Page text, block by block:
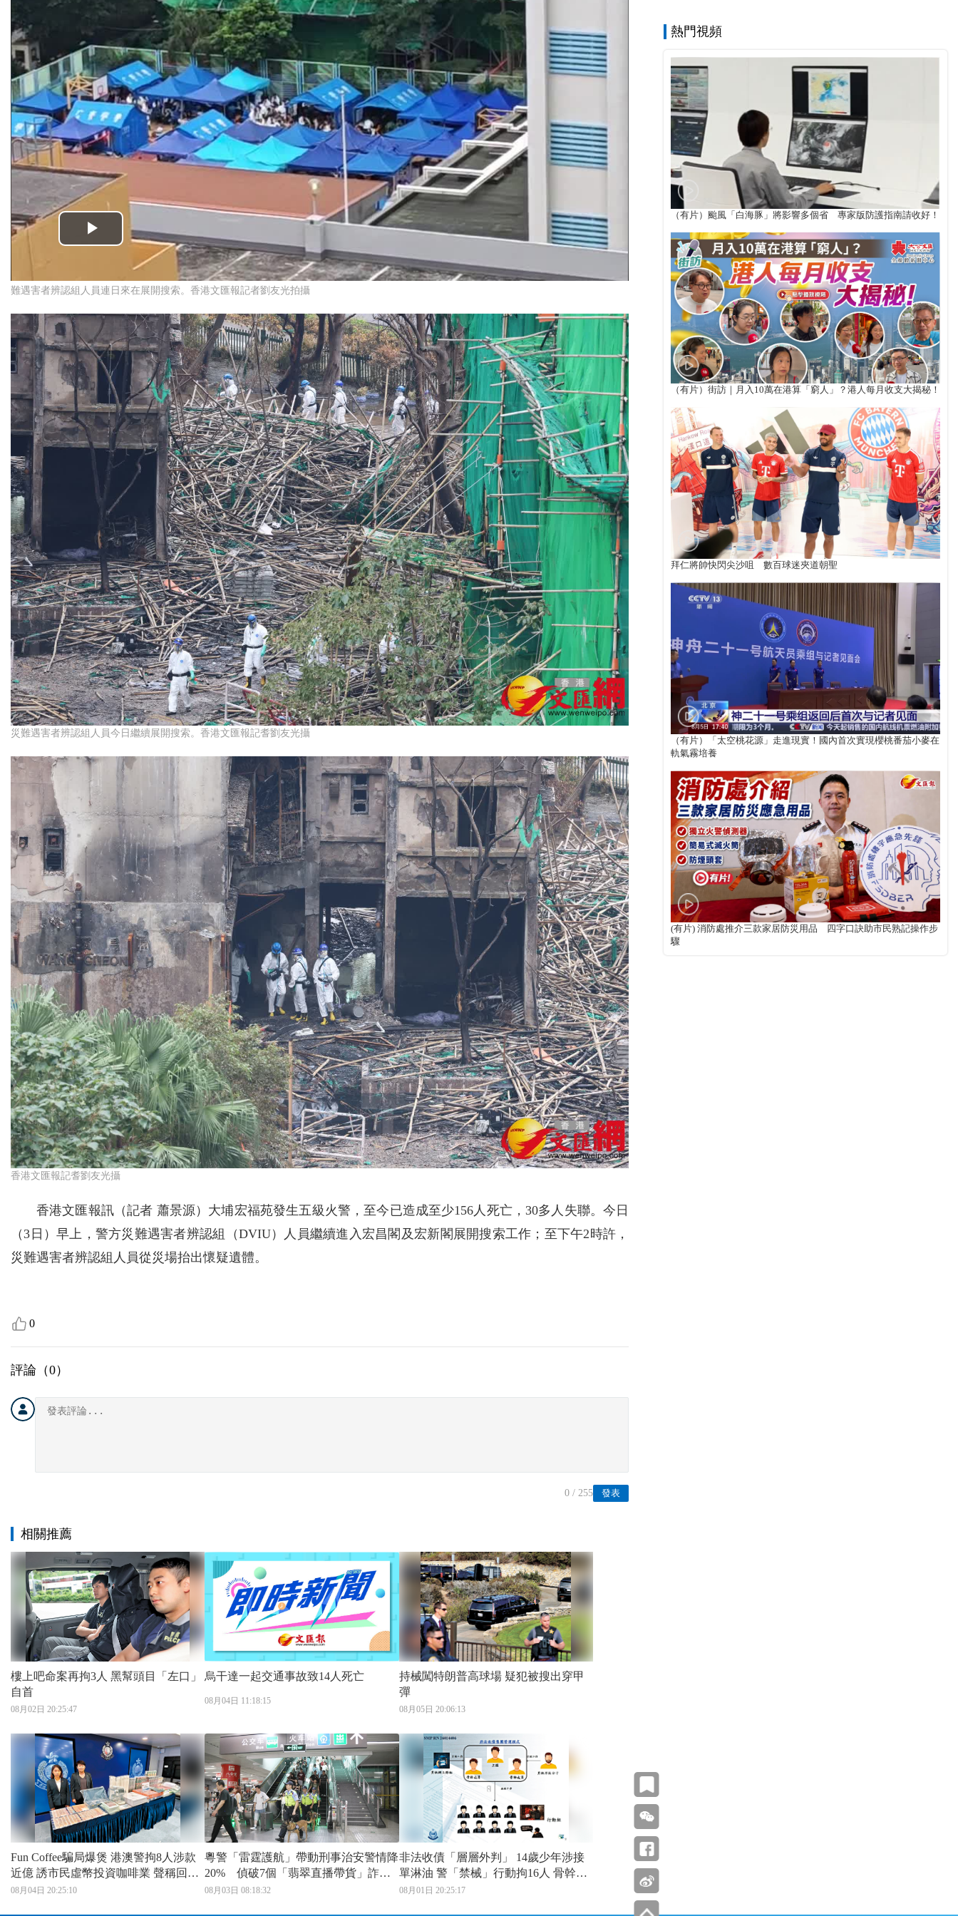
難遇害者辨認組人員連日來在展開搜索。香港文匯報記者劉友光拍攝
災難遇害者辨認組人員今日繼續展開搜索。香港文匯報記耆劉友光攝
香港文匯報記耆劉友光攝
香港文匯報訊（記者 蕭景源）大埔宏福苑發生五級火警，至今已造成至少156人死亡，30多人失聯。今日
（3日）早上，警方災難遇害者辨認組（DVIU）人員繼續進入宏昌閣及宏新閣展開搜索工作；至下午2時許，
災難遇害者辨認組人員從災場抬出懷疑遺體。
0
評論（0）
發表
0 / 255
相關推薦
樓上吧命案再拘3人 黑幫頭目「左口」
自首
08月02日 20:25:47
烏干達一起交通事故致14人死亡
08月04日 11:18:15
持械闖特朗普高球場 疑犯被搜出穿甲
彈
08月05日 20:06:13
Fun Coffee騙局爆煲 港澳警拘8人涉款
近億 誘市民虛幣投資咖啡業 聲稱回報
達278% 手機App上月突停運
08月04日 20:25:10
粵警「雷霆護航」帶動刑事治安警情降
20% 偵破7個「翡翠直播帶貨」詐騙
團夥
08月03日 08:18:32
非法收債「層層外判」 14歲少年涉接
單淋油 警「禁械」行動拘16人 骨幹網
上派單利誘登門恐嚇債仔
08月01日 20:25:17
熱門視頻
（有片）颱風「白海豚」將影響多個省 專家版防護指南請收好！
（有片）街訪｜月入10萬在港算「窮人」？港人每月收支大揭秘！
拜仁將帥快閃尖沙咀 數百球迷夾道朝聖
（有片）「太空桃花源」走進現實！國內首次實現櫻桃番茄小麥在
軌氣霧培養
(有片) 消防處推介三款家居防災用品 四字口訣助市民熟記操作步
驟